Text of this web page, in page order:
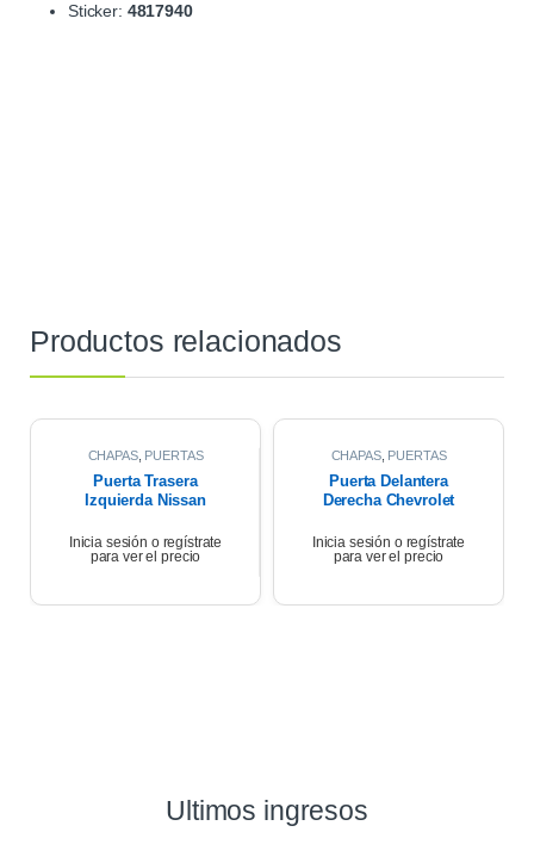
Sticker: 4817940
Productos relacionados
CHAPAS, PUERTAS
Puerta Trasera
Izquierda Nissan
Inicia sesión o regístrate
para ver el precio
CHAPAS, PUERTAS
Puerta Delantera
Derecha Chevrolet
Inicia sesión o regístrate
para ver el precio
Ultimos ingresos